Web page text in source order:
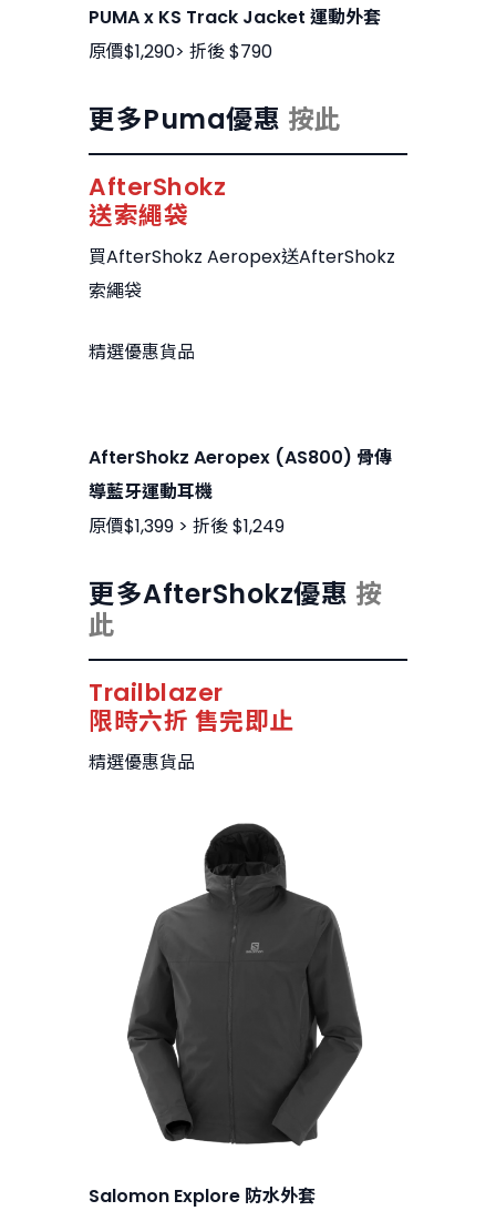
PUMA x KS Track Jacket 運動外套
原價$1,290> 折後 $790
更多Puma優惠 按此
AfterShokz
送索繩袋
買AfterShokz Aeropex送AfterShokz
索繩袋
精選優惠貨品
AfterShokz Aeropex (AS800) 骨傳
導藍牙運動耳機
原價$1,399 > 折後 $1,249
更多AfterShokz優惠 按
此
Trailblazer
限時六折 售完即止
精選優惠貨品
Salomon Explore 防水外套